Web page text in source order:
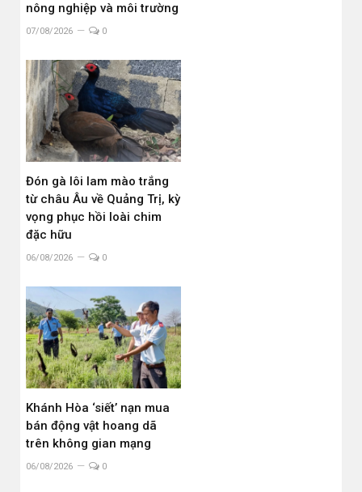
nông nghiệp và môi trường
07/08/2026 0
Đón gà lôi lam mào trắng
từ châu Âu về Quảng Trị, kỳ
vọng phục hồi loài chim
đặc hữu
06/08/2026 0
Khánh Hòa ‘siết’ nạn mua
bán động vật hoang dã
trên không gian mạng
06/08/2026 0